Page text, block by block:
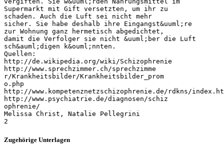
Supermarkt mit Gift versetzten, um ihr zu
schaden. Auch die Luft sei nicht mehr
sicher. Sie habe deshalb ihre Eingangst&uuml;re
zur Wohnung ganz hermetisch abgedichtet,
damit die Verfolger sie nicht &uuml;ber die Luft
sch&auml;digen k&ouml;nnten.
Quellen:
http://de.wikipedia.org/wiki/Schizophrenie
http://www.sprechzimmer.ch/sprechzimme
r/Krankheitsbilder/Krankheitsbilder_prom
o.php
http://www.kompetenznetzschizophrenie.de/rdkns/
http://www.psychiatrie.de/diagnosen/schiz
ophrenie/
Melissa Christ, Natalie Pellegrini
Zugehörige Unterlagen